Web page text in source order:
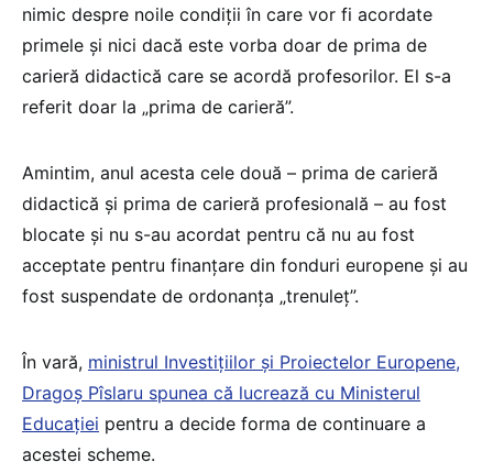
nimic despre noile condiții în care vor fi acordate
primele și nici dacă este vorba doar de prima de
carieră didactică care se acordă profesorilor. El s-a
referit doar la „prima de carieră”.
Amintim, anul acesta cele două – prima de carieră
didactică și prima de carieră profesională – au fost
blocate și nu s-au acordat pentru că nu au fost
acceptate pentru finanțare din fonduri europene și au
fost suspendate de ordonanța „trenuleț”.
În vară, ministrul Investițiilor și Proiectelor Europene,
Dragoș Pîslaru spunea că lucrează cu Ministerul
Educației pentru a decide forma de continuare a
acestei scheme.